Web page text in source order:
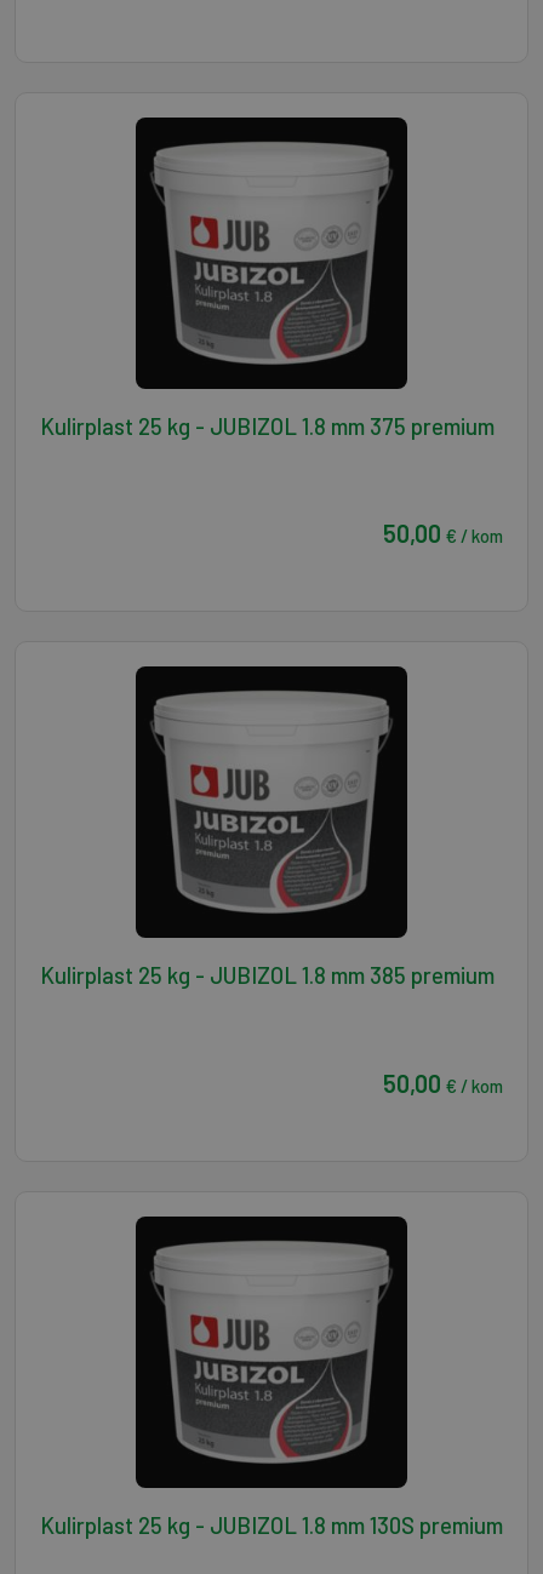
Kulirplast 25 kg - JUBIZOL 1.8 mm 375 premium
50,00 € / kom
Kulirplast 25 kg - JUBIZOL 1.8 mm 385 premium
50,00 € / kom
Kulirplast 25 kg - JUBIZOL 1.8 mm 130S premium